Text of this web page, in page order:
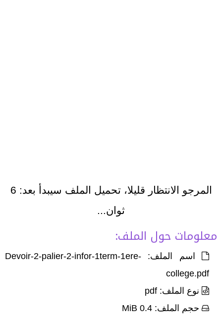
المرجو الانتظار قليلا، تحميل الملف سيبدأ بعد: 6
ثوان...
معلومات حول الملف:
اسم الملف: Devoir-2-palier-2-infor-1term-1ere-
college.pdf
نوع الملف: pdf
حجم الملف: 0.4 MiB